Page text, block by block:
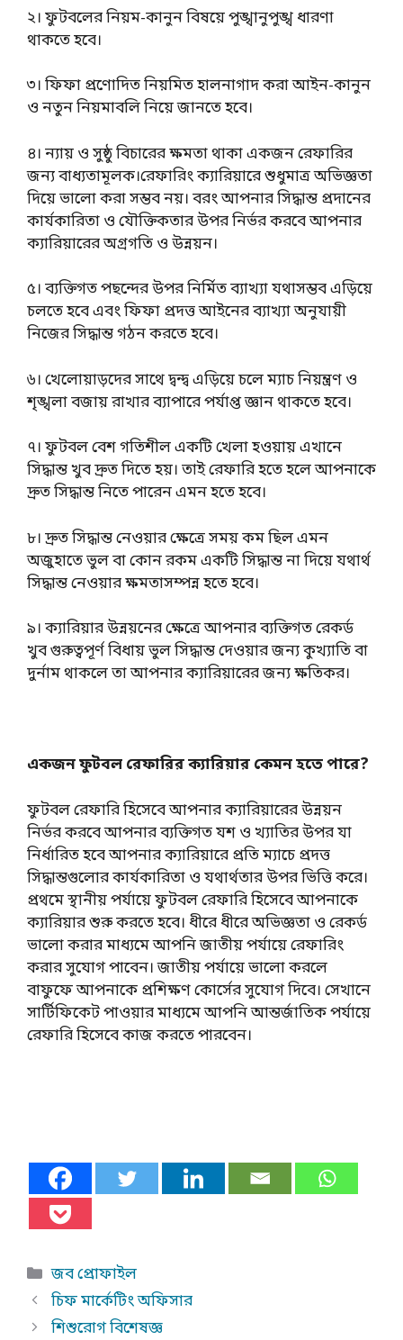
২। ফুটবলের নিয়ম-কানুন বিষয়ে পুঙ্খানুপুঙ্খ ধারণা
থাকতে হবে।
৩। ফিফা প্রণোদিত নিয়মিত হালনাগাদ করা আইন-কানুন
ও নতুন নিয়মাবলি নিয়ে জানতে হবে।
৪। ন্যায় ও সুষ্ঠু বিচারের ক্ষমতা থাকা একজন রেফারির
জন্য বাধ্যতামূলক।রেফারিং ক্যারিয়ারে শুধুমাত্র অভিজ্ঞতা
দিয়ে ভালো করা সম্ভব নয়। বরং আপনার সিদ্ধান্ত প্রদানের
কার্যকারিতা ও যৌক্তিকতার উপর নির্ভর করবে আপনার
ক্যারিয়ারের অগ্রগতি ও উন্নয়ন।
৫। ব্যক্তিগত পছন্দের উপর নির্মিত ব্যাখ্যা যথাসম্ভব এড়িয়ে
চলতে হবে এবং ফিফা প্রদত্ত আইনের ব্যাখ্যা অনুযায়ী
নিজের সিদ্ধান্ত গঠন করতে হবে।
৬। খেলোয়াড়দের সাথে দ্বন্দ্ব এড়িয়ে চলে ম্যাচ নিয়ন্ত্রণ ও
শৃঙ্খলা বজায় রাখার ব্যাপারে পর্যাপ্ত জ্ঞান থাকতে হবে।
৭। ফুটবল বেশ গতিশীল একটি খেলা হওয়ায় এখানে
সিদ্ধান্ত খুব দ্রুত দিতে হয়। তাই রেফারি হতে হলে আপনাকে
দ্রুত সিদ্ধান্ত নিতে পারেন এমন হতে হবে।
৮। দ্রুত সিদ্ধান্ত নেওয়ার ক্ষেত্রে সময় কম ছিল এমন
অজুহাতে ভুল বা কোন রকম একটি সিদ্ধান্ত না দিয়ে যথার্থ
সিদ্ধান্ত নেওয়ার ক্ষমতাসম্পন্ন হতে হবে।
৯। ক্যারিয়ার উন্নয়নের ক্ষেত্রে আপনার ব্যক্তিগত রেকর্ড
খুব গুরুত্বপূর্ণ বিধায় ভুল সিদ্ধান্ত দেওয়ার জন্য কুখ্যাতি বা
দুর্নাম থাকলে তা আপনার ক্যারিয়ারের জন্য ক্ষতিকর।
একজন ফুটবল রেফারির ক্যারিয়ার কেমন হতে পারে?
ফুটবল রেফারি হিসেবে আপনার ক্যারিয়ারের উন্নয়ন
নির্ভর করবে আপনার ব্যক্তিগত যশ ও খ্যাতির উপর যা
নির্ধারিত হবে আপনার ক্যারিয়ারে প্রতি ম্যাচে প্রদত্ত
সিদ্ধান্তগুলোর কার্যকারিতা ও যথার্থতার উপর ভিত্তি করে।
প্রথমে স্থানীয় পর্যায়ে ফুটবল রেফারি হিসেবে আপনাকে
ক্যারিয়ার শুরু করতে হবে। ধীরে ধীরে অভিজ্ঞতা ও রেকর্ড
ভালো করার মাধ্যমে আপনি জাতীয় পর্যায়ে রেফারিং
করার সুযোগ পাবেন। জাতীয় পর্যায়ে ভালো করলে
বাফুফে আপনাকে প্রশিক্ষণ কোর্সের সুযোগ দিবে। সেখানে
সার্টিফিকেট পাওয়ার মাধ্যমে আপনি আন্তর্জাতিক পর্যায়ে
রেফারি হিসেবে কাজ করতে পারবেন।
Categories
জব প্রোফাইল
চিফ মার্কেটিং অফিসার
শিশুরোগ বিশেষজ্ঞ